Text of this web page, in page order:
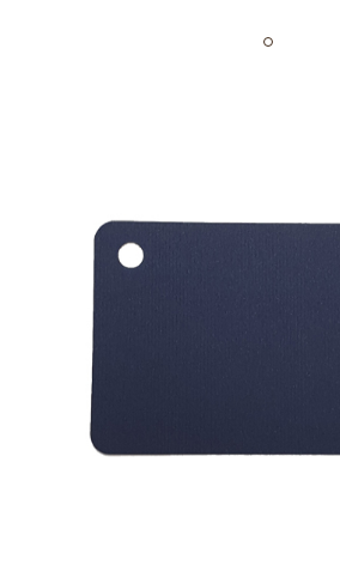
85 x 54 mm
Толщина:
215 g/m2
Tовар можно получить в пункте выдачи.
Цена за 1 штуку
0,05 €